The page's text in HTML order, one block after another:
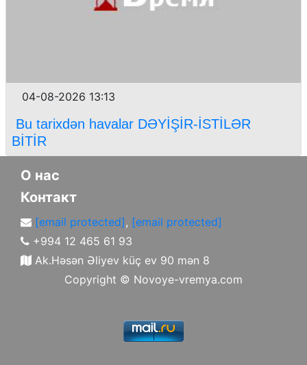
04-08-2026 13:13
Bu tarixdən havalar DƏYİŞİR-İSTİLƏR
BİTİR
О нас
Контакт
[email protected], [email protected]
+994 12 465 61 93
Ak.Həsən Əliyev küç ev 90 mən 8
Copyright © Novoye-vremya.com